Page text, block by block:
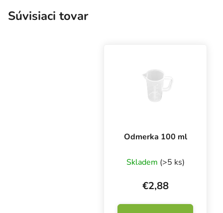
Súvisiaci tovar
Odmerka 100 ml
Skladem (>5 ks)
€2,88